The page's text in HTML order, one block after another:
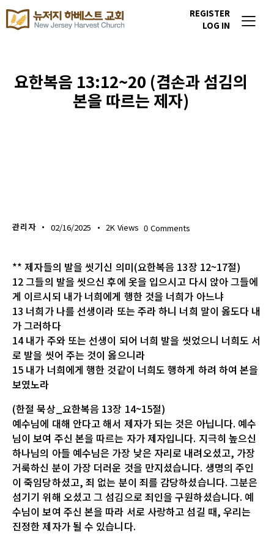
REGISTER
LOG IN
요한복음 13:12~20 (겸손과 섬김의
본을 따르는 제자)
관리자 02/16/2025 2K Views 0 Comments
** 제자들의 발을 씻기신 의미(요한복음 13장 12~17절)
12 그들의 발을 씻으신 후에 옷을 입으시고 다시 앉아 그들에
게 이르시되 내가 너희에게 행한 것을 너희가 아느냐
13 너희가 나를 선생이라 또는 주라 하니 너희 말이 옳도다 내
가 그러하다
14 내가 주와 또는 선생이 되어 너희 발을 씻었으니 너희도 서
로 발을 씻어 주는 것이 옳으니라
15 내가 너희에게 행한 것같이 너희도 행하게 하려 하여 본을
보였노라
(한절 묵상_요한복음 13장 14~15절)
예수님에 대해 안다고 해서 제자가 되는 것은 아닙니다. 예수
님이 보여 주신 본을 따르는 자가 제자입니다. 지극히 높으신
하나님의 아들 예수님은 가장 낮은 자리로 내려오셨고, 가장
거룩하신 분이 가장 더러운 것을 만지셨습니다. 생명의 주인
이 죽임당하셨고, 죄 없는 분이 죄를 감당하셨습니다. 그분은
섬기기 위해 오셨고 그 섬김으로 죄인을 구원하셨습니다. 예
수님이 보여 주신 본을 따라 서로 사랑하고 섬길 때, 우리는
진정한 제자가 될 수 있습니다.